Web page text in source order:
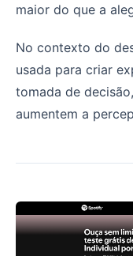
maior do que a
No contexto do
usada para criar
tomada de
aumentem a